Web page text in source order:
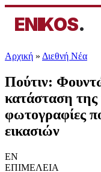
ENIKOS.
Αρχική » Διεθνή Νέα
Πούτιν:
κατάσταση της
φωτογραφίες
εικασιών
EN
ΕΠΙΜΕΛΕΙΑ